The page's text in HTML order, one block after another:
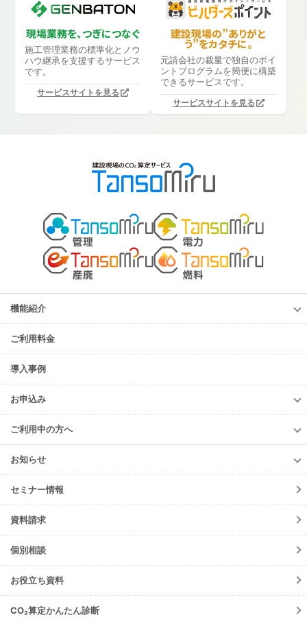
現場業務を、つぎにつなぐ
施工管理業務の標準化と ノウ
ハウ継承を支援するサービス
です。
サービスサイトを見る
建設現場の”ありがと
う”をカタチに。
元請会社の裁量で独自のポイ
ントプログラムを簡便に構築
できるサービスです。
サービスサイトを見る
機能紹介
機能紹介
TansoMiru管理
TansoMiru電力
TansoMiru産廃
TansoMiru燃料
ご利用料金
導入事例
お申込み
お申込み
TansoMiru管理
TansoMiru電力
TansoMiru産廃
TansoMiru燃料(元請会社)
ご利用中の方へ
ご利用中の方へ
各種お手続き
初期設定方法
動作環境
よくあるご質問
会員規約
ご請求について
注意事項
お知らせ
お知らせ
ニュースリリース
メンテナンス
障害情報
機能リリース
イベント
TansoMiru管理
TansoMiru電力
セミナー情報
資料請求
個別相談
お役立ち資料
CO₂算定かんたん診断